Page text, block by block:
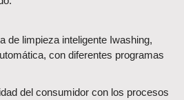
de limpieza inteligente Iwashing,
con diferentes programas
del consumidor con los procesos